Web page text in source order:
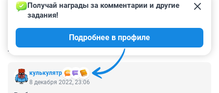
КОММЕНТАРИИ 22
кулькулятр
Получай награды за комментарии и другие
задания!
Подробнее в профиле
8 декабря 2022, 23:06